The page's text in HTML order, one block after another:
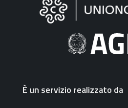
"Fattura
Elettronica"
È un servizio realizzato da